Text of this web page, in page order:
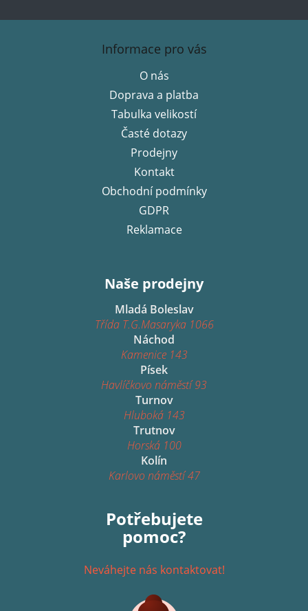
Z
Informace pro vás
O nás
Doprava a platba
Tabulka velikostí
Časté dotazy
Prodejny
Kontakt
Obchodní podmínky
GDPR
Reklamace
Naše prodejny
Mladá Boleslav
Třída T.G.Masaryka 1066
Náchod
Kamenice 143
Písek
Havlíčkovo náměstí 93
Turnov
Hluboká 143
Trutnov
Horská 100
Kolín
Karlovo náměstí 47
Potřebujete
pomoc?
Neváhejte nás kontaktovat!